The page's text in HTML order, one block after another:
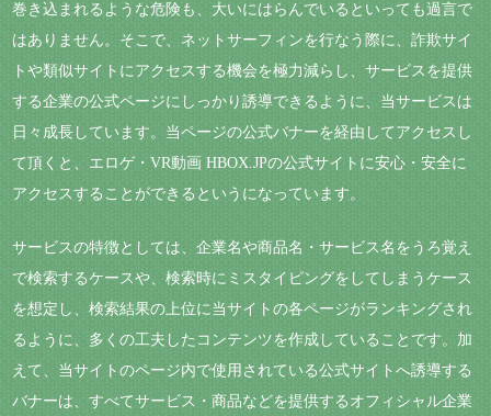
巻き込まれるような危険も、大いにはらんでいるといっても過言で
はありません。そこで、ネットサーフィンを行なう際に、詐欺サイ
トや類似サイトにアクセスする機会を極力減らし、サービスを提供
する企業の公式ページにしっかり誘導できるように、当サービスは
日々成長しています。当ページの公式バナーを経由してアクセスし
て頂くと、エロゲ・VR動画 HBOX.JPの公式サイトに安心・安全に
アクセスすることができるというになっています。
サービスの特徴としては、企業名や商品名・サービス名をうろ覚え
で検索するケースや、検索時にミスタイピングをしてしまうケース
を想定し、検索結果の上位に当サイトの各ページがランキングされ
るように、多くの工夫したコンテンツを作成していることです。加
えて、当サイトのページ内で使用されている公式サイトへ誘導する
バナーは、すべてサービス・商品などを提供するオフィシャル企業